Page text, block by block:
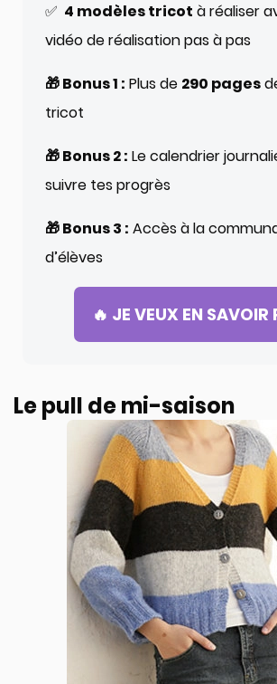
✅ 4 modèles tricot à réaliser
vidéo de réalisation pas à pas
🎁 Bonus 1 : Plus de 290 pages
tricot
🎁 Bonus 2 : Le calendrier
suivre tes progrès
🎁 Bonus 3 : Accès à la
d’élèves
🔥 JE VEUX EN SAVOIR
Le pull de mi-saison